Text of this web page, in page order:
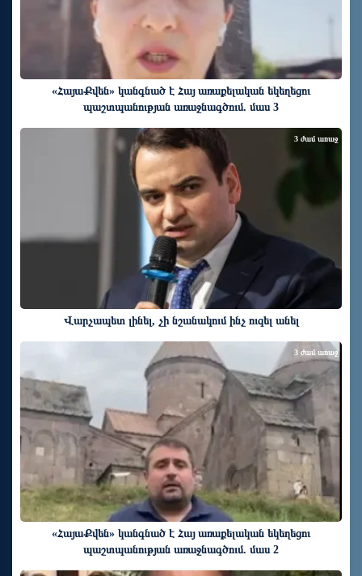
«ՀայաՔվեն» կանգնած է Հայ առաքելական եկեղեցու
պաշտպանության առաջնագծում. մաս 3
Վարչապետ լինել, չի նշանակում ինչ ուզել անել
3 ժամ առաջ
«ՀայաՔվեն» կանգնած է Հայ առաքելական եկեղեցու
պաշտպանության առաջնագծում. մաս 2
3 ժամ առաջ